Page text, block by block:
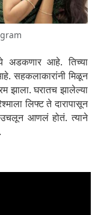
अडकणार आहे. तिच्या
सहकलाकारांनी मिळून
झाला. घरातच झालेल्या
लिफ्ट ते दारापासून
आणलं होतं. त्याने